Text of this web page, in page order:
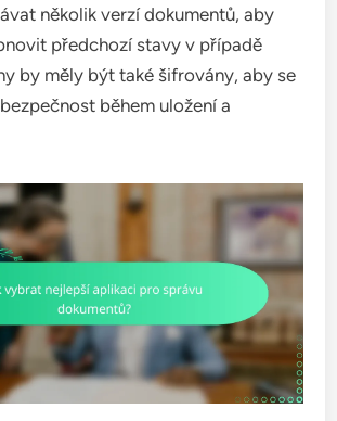
několik verzí dokumentů, aby
předchozí stavy v případě
by měly být také šifrovány, aby se
během uložení a